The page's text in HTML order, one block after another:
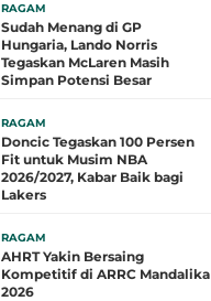
RAGAM
Sudah Menang di GP
Hungaria, Lando Norris
Tegaskan McLaren Masih
Simpan Potensi Besar
RAGAM
Doncic Tegaskan 100 Persen
Fit untuk Musim NBA
2026/2027, Kabar Baik bagi
Lakers
RAGAM
AHRT Yakin Bersaing
Kompetitif di ARRC Mandalika
2026